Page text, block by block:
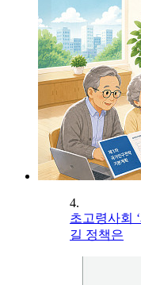
4.
초고령사회
길 정책은